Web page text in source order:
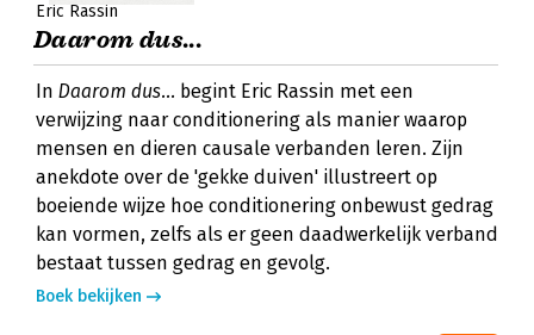
Eric Rassin
Daarom dus...
In Daarom dus... begint Eric Rassin met een
verwijzing naar conditionering als manier waarop
mensen en dieren causale verbanden leren. Zijn
anekdote over de 'gekke duiven' illustreert op
boeiende wijze hoe conditionering onbewust gedrag
kan vormen, zelfs als er geen daadwerkelijk verband
bestaat tussen gedrag en gevolg.
Boek bekijken